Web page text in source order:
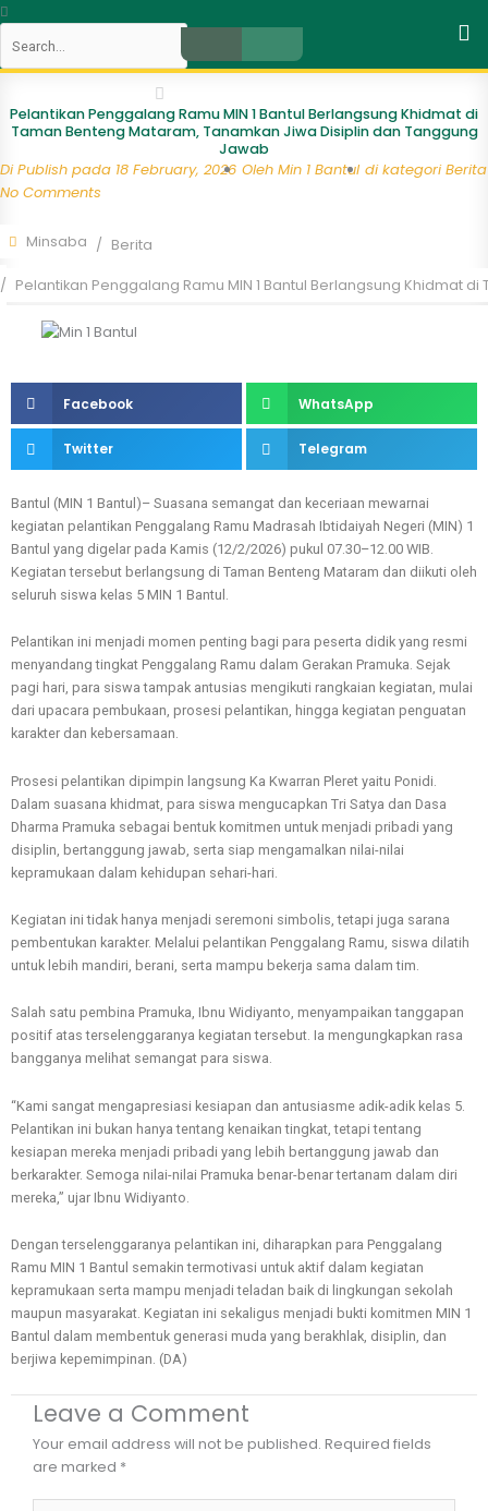
Skip
content
Close
Pelantikan Penggalang Ramu MIN 1 Bantul Berlangsung Khidmat di
Taman Benteng Mataram, Tanamkan Jiwa Disiplin dan Tanggung
Jawab
Di Publish pada 18 February, 2026 Oleh Min 1 Bantul di kategori Berita
No Comments
Minsaba Berita
Pelantikan Penggalang Ramu MIN 1 Bantul Berlangsung Khidmat
Facebook WhatsApp
Twitter Telegram
Bantul (MIN 1 Bantul)– Suasana semangat dan keceriaan mewarnai
kegiatan pelantikan Penggalang Ramu Madrasah Ibtidaiyah Negeri (MIN) 1
Bantul yang digelar pada Kamis (12/2/2026) pukul 07.30–12.00 WIB.
Kegiatan tersebut berlangsung di Taman Benteng Mataram dan diikuti oleh
seluruh siswa kelas 5 MIN 1 Bantul.
Pelantikan ini menjadi momen penting bagi para peserta didik yang resmi
menyandang tingkat Penggalang Ramu dalam Gerakan Pramuka. Sejak
pagi hari, para siswa tampak antusias mengikuti rangkaian kegiatan, mulai
dari upacara pembukaan, prosesi pelantikan, hingga kegiatan penguatan
karakter dan kebersamaan.
Prosesi pelantikan dipimpin langsung Ka Kwarran Pleret yaitu Ponidi.
Dalam suasana khidmat, para siswa mengucapkan Tri Satya dan Dasa
Dharma Pramuka sebagai bentuk komitmen untuk menjadi pribadi yang
disiplin, bertanggung jawab, serta siap mengamalkan nilai-nilai
kepramukaan dalam kehidupan sehari-hari.
Kegiatan ini tidak hanya menjadi seremoni simbolis, tetapi juga sarana
pembentukan karakter. Melalui pelantikan Penggalang Ramu, siswa dilatih
untuk lebih mandiri, berani, serta mampu bekerja sama dalam tim.
Salah satu pembina Pramuka, Ibnu Widiyanto, menyampaikan tanggapan
positif atas terselenggaranya kegiatan tersebut. Ia mengungkapkan rasa
bangganya melihat semangat para siswa.
“Kami sangat mengapresiasi kesiapan dan antusiasme adik-adik kelas 5.
Pelantikan ini bukan hanya tentang kenaikan tingkat, tetapi tentang
kesiapan mereka menjadi pribadi yang lebih bertanggung jawab dan
berkarakter. Semoga nilai-nilai Pramuka benar-benar tertanam dalam diri
mereka,” ujar Ibnu Widiyanto.
Dengan terselenggaranya pelantikan ini, diharapkan para Penggalang
Ramu MIN 1 Bantul semakin termotivasi untuk aktif dalam kegiatan
kepramukaan serta mampu menjadi teladan baik di lingkungan sekolah
maupun masyarakat. Kegiatan ini sekaligus menjadi bukti komitmen MIN 1
Bantul dalam membentuk generasi muda yang berakhlak, disiplin, dan
berjiwa kepemimpinan. (DA)
Leave a Comment
Your email address will not be published. Required fields
are marked *